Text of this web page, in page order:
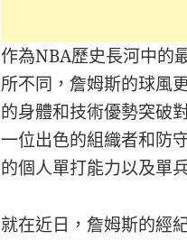
作為NBA歷史長河中的
所不同，詹姆斯的球風
的身體和技術優勢突破
一位出色的組織者和防
的個人單打能力以及單
就在近日，詹姆斯的經